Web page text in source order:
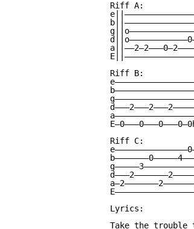
Riff A:
Riff B:
Riff C:
Lyrics:
Take the trouble